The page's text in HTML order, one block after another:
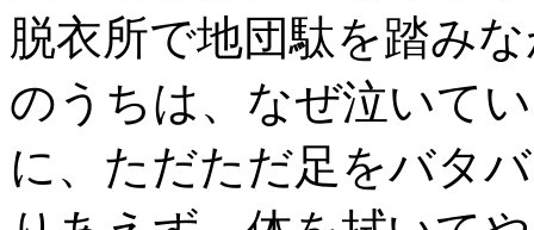
脱衣所で地団駄を踏み
のうちは、なぜ泣いて
に、ただただ足をバタ